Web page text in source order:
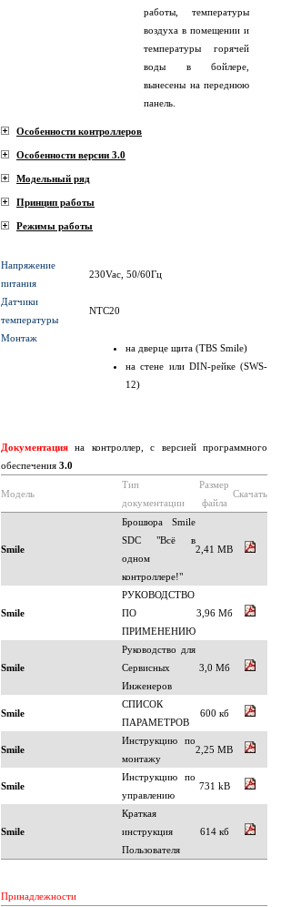
работы, температуры
воздуха в помещении и
температуры горячей
воды в бойлере,
вынесены на переднюю
панель.
Особенности контроллеров
Особенности версии 3.0
Модельный ряд
Принцип работы
Режимы работы
Напряжение
питания
230Vac, 50/60Гц
Датчики
температуры
NTC20
Монтаж
на дверце щита (TBS Smile)
на стене или DIN-рейке (SWS-
12)
Документация на контроллер, с версией программного
обеспечения 3.0
Модель
Тип
документации
Размер
файла
Скачать
Smile
Брошюра Smile
SDC "Всё в
одном
контроллере!"
2,41 MB
Smile
РУКОВОДСТВО
ПО
ПРИМЕНЕНИЮ
3,96 Мб
Smile
Руководство для
Сервисных
Инженеров
3,0 Мб
Smile
СПИСОК
ПАРАМЕТРОВ
600 кб
Smile
Инструкцию по
монтажу
2,25 MB
Smile
Инструкцию по
управлению
731 kB
Smile
Краткая
инструкция
Пользователя
614 кб
Принадлежности